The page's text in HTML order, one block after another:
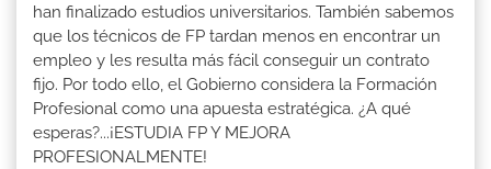
han finalizado estudios universitarios. También sabemos
que los técnicos de FP tardan menos en encontrar un
empleo y les resulta más fácil conseguir un contrato
fijo. Por todo ello, el Gobierno considera la Formación
Profesional como una apuesta estratégica. ¿A qué
esperas?...¡ESTUDIA FP Y MEJORA
PROFESIONALMENTE!